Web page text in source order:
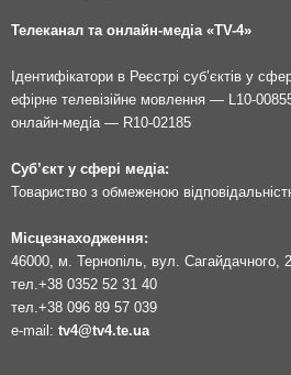
Телеканал та онлайн-медіа «TV-4»
Ідентифікатори в Реєстрі суб’єктів у
ефірне телевізійне мовлення — L10-
онлайн-медіа — R10-02185
Суб’єкт у сфері медіа:
Товариство з обмеженою
Місцезнаходження:
46000, м. Тернопіль, вул. Сагайдачного,
тел.+38 0352 52 31 40
тел.+38 096 89 57 039
e-mail: tv4@tv4.te.ua